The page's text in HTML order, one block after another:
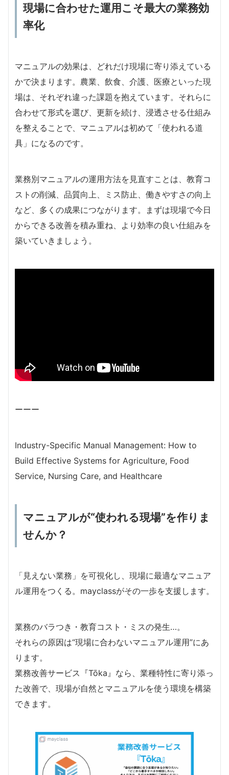
現場に合わせた運用こそ最大の業務効
率化
マニュアルの効果は、どれだけ現場に寄り添えている
かで決まります。農業、飲食、介護、医療といった現
場は、それぞれ違った課題を抱えています。それらに
合わせて形式を選び、更新を続け、浸透させる仕組み
を整えることで、マニュアルは初めて「使われる道
具」になるのです。
業務別マニュアルの運用方法を見直すことは、教育コ
ストの削減、品質向上、ミス防止、働きやすさの向上
など、多くの成果につながります。まずは現場で今日
からできる改善を積み重ね、より効率の良い仕組みを
築いていきましょう。
ーーー
Industry-Specific Manual Management: How to
Build Effective Systems for Agriculture, Food
Service, Nursing Care, and Healthcare
マニュアルが“使われる現場”を作りま
せんか？
「見えない業務」を可視化し、現場に最適なマニュア
ル運用をつくる。mayclassがその一歩を支援します。
業務のバラつき・教育コスト・ミスの発生…。
それらの原因は“現場に合わないマニュアル運用”にあ
ります。
業務改善サービス『Tōka』なら、業種特性に寄り添っ
た改善で、現場が自然とマニュアルを使う環境を構築
できます。